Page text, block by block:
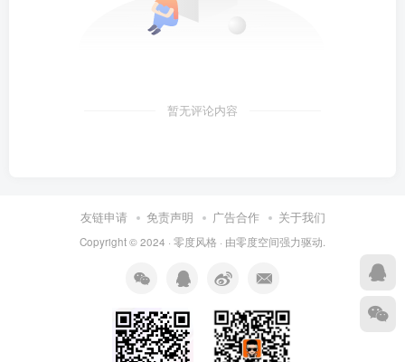
暂无评论内容
友链申请 免责声明 广告合作 关于我们
Copyright © 2024 · 零度风格 · 由零度空间强力驱动.